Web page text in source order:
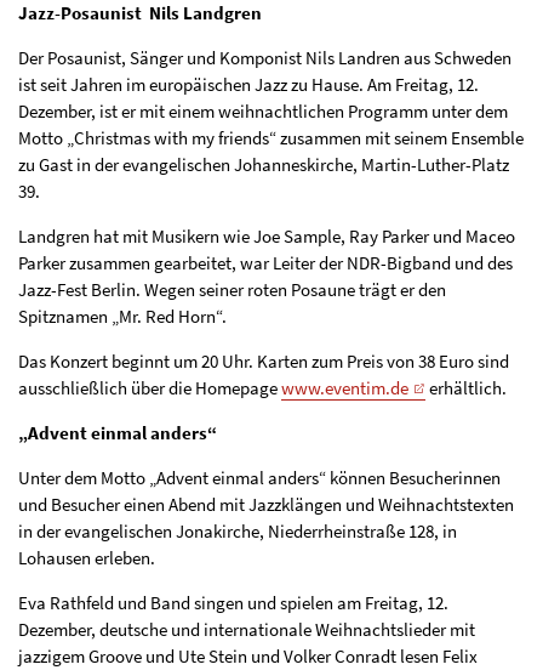
Jazz-Posaunist Nils Landgren
Der Posaunist, Sänger und Komponist Nils Landren aus Schweden
ist seit Jahren im europäischen Jazz zu Hause. Am Freitag, 12.
Dezember, ist er mit einem weihnachtlichen Programm unter dem
Motto „Christmas with my friends“ zusammen mit seinem Ensemble
zu Gast in der evangelischen Johanneskirche, Martin-Luther-Platz
39.
Landgren hat mit Musikern wie Joe Sample, Ray Parker und Maceo
Parker zusammen gearbeitet, war Leiter der NDR-Bigband und des
Jazz-Fest Berlin. Wegen seiner roten Posaune trägt er den
Spitznamen „Mr. Red Horn“.
Das Konzert beginnt um 20 Uhr. Karten zum Preis von 38 Euro sind
ausschließlich über die Homepagewww.eventim.de
erhältlich.
„Advent einmal anders“
Unter dem Motto „Advent einmal anders“ können Besucherinnen
und Besucher einen Abend mit Jazzklängen und Weihnachtstexten
in der evangelischen Jonakirche, Niederrheinstraße 128, in
Lohausen erleben.
Eva Rathfeld und Band singen und spielen am Freitag, 12.
Dezember, deutsche und internationale Weihnachtslieder mit
jazzigem Groove und Ute Stein und Volker Conradt lesen Felix